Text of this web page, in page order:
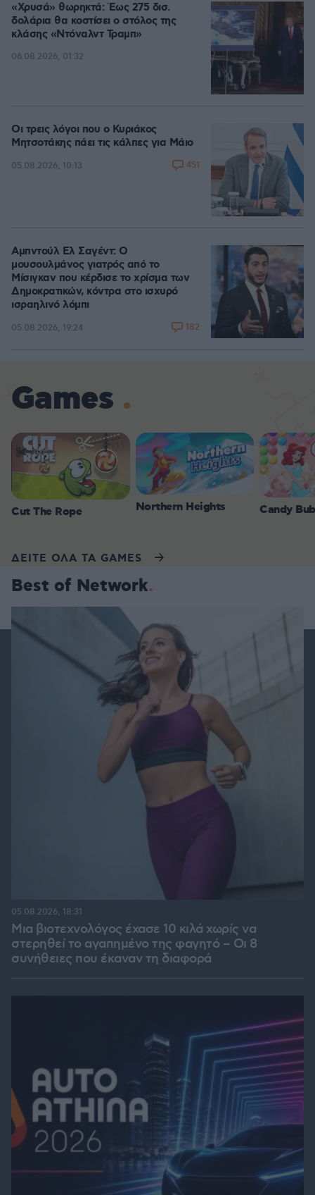
«Χρυσά» θωρηκτά: Έως 275 δισ.
δολάρια θα κοστίσει ο στόλος της
κλάσης «Ντόναλντ Τραμπ»
06.08.2026, 01:32
Οι τρεις λόγοι που ο Κυριάκος
Μητσοτάκης πάει τις κάλπες για Μάιο
05.08.2026, 10:13 451
Αμπντούλ Ελ Σαγέντ: Ο
μουσουλμάνος γιατρός από το
Μίσιγκαν που κέρδισε το χρίσμα των
Δημοκρατικών, κόντρα στο ισχυρό
ισραηλινό λόμπι
05.08.2026, 19:24 182
Games
Cut The Rope Northern Heights Candy
ΔΕΙΤΕ ΟΛΑ ΤΑ GAMES
Best of Network
Μια βιοτεχνολόγος έχασε 10 κιλά χωρίς να
στερηθεί το αγαπημένο της φαγητό – Οι 8
συνήθειες που έκαναν τη διαφορά
05.08.2026, 18:31